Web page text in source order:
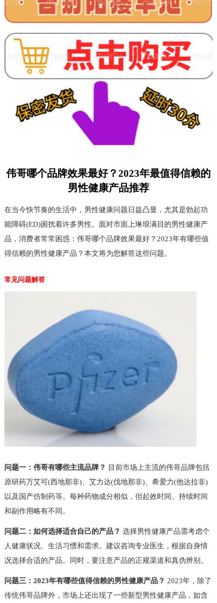
伟哥哪个品牌效果最好？2023年最值得信赖的
男性健康产品推荐
在当今快节奏的生活中，男性健康问题日益凸显，尤其是勃起功
能障碍(ED)困扰着许多男性。面对市面上琳琅满目的男性健康产
品，消费者常常困惑：伟哥哪个品牌效果最好？2023年有哪些值
得信赖的男性健康产品？本文将为您解答这些问题。
常见问题解答
问题一：伟哥有哪些主流品牌？
目前市场上主流的伟哥品牌包括
原研药万艾可(西地那非)、艾力达(伐地那非)、希爱力(他达拉非)
以及国产仿制药等。每种药物成分相似，但起效时间、持续时间
和副作用略有不同。
问题二：如何选择适合自己的产品？ 选择男性健康产品需考虑个
人健康状况、生活习惯和需求。建议咨询专业医生，根据自身情
况选择合适的产品。同时，要注意产品的正规渠道和真伪辨别。
问题三：2023年有哪些值得信赖的男性健康产品？ 2023年，除了
传统伟哥品牌外，市场上还出现了一些新型男性健康产品，如含